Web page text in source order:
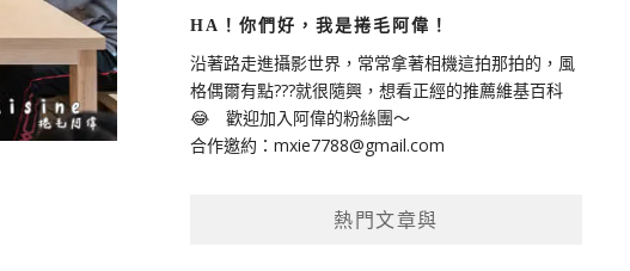
HA！你們好，我是捲毛阿偉！
沿著路走進攝影世界，常常拿著相機這拍那拍的，風
格偶爾有點???就很隨興，想看正經的推薦維基百科
😂 歡迎加入阿偉的粉絲團～
合作邀約： mxie7788@gmail.com
熱門文章與